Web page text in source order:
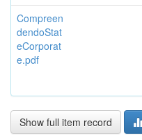
Compreen
dendoStat
eCorporat
e.pdf
Show full item record